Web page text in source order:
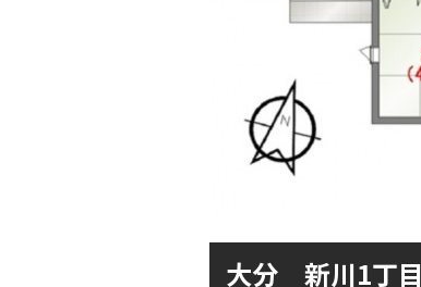
大分 新川1丁目